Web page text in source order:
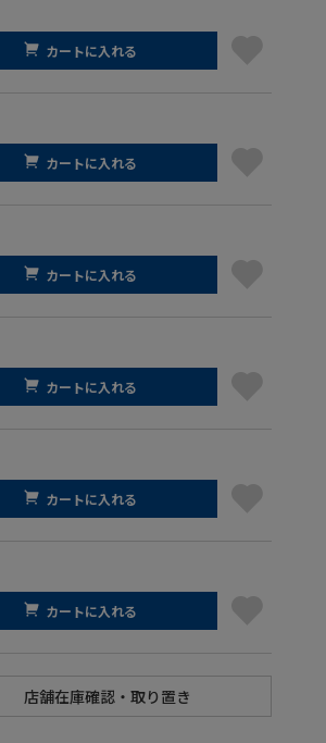
カートに入れる
カートに入れる
カートに入れる
カートに入れる
カートに入れる
カートに入れる